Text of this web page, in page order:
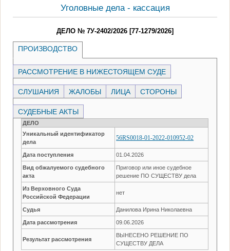
Уголовные дела - кассация
ДЕЛО № 7У-2402/2026 [77-1279/2026]
ПРОИЗВОДСТВО
РАССМОТРЕНИЕ В НИЖЕСТОЯЩЕМ СУДЕ
СЛУШАНИЯ ЖАЛОБЫ ЛИЦА СТОРОНЫ
СУДЕБНЫЕ АКТЫ
ДЕЛО
Уникальный идентификатор
дела
56RS0018-01-2022-010952-02
Дата поступления 01.04.2026
Вид обжалуемого судебного
акта
Приговор или иное судебное
решение ПО СУЩЕСТВУ дела
Из Верховного Суда
Российской Федерации
нет
Судья Данилова Ирина Николаевна
Дата рассмотрения 09.06.2026
Результат рассмотрения
ВЫНЕСЕНО РЕШЕНИЕ ПО
СУЩЕСТВУ ДЕЛА